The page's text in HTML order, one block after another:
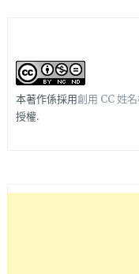
本著作係採用創用 CC 姓
授權.